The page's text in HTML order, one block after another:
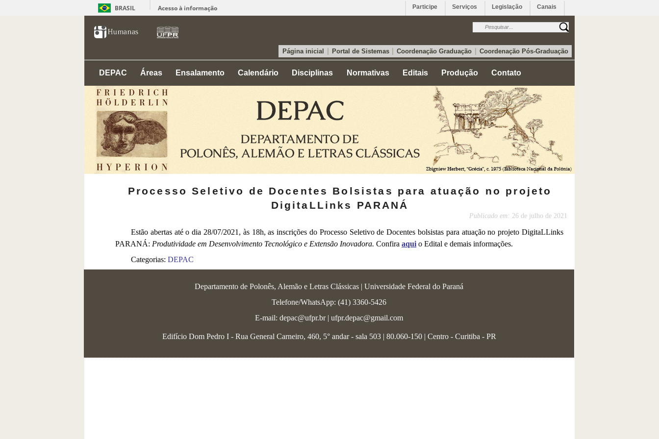
BRASIL Acesso à informação Participe Serviços Legislação Canais
Página inicial | Portal de Sistemas | Coordenação Graduação | Coordenação Pós-Graduação
DEPAC Áreas Ensalamento Calendário Disciplinas Normativas Editais Produção Contato
Processo Seletivo de Docentes Bolsistas para atuação no projeto
DigitaLLinks PARANÁ
Publicado em: 26 de julho de 2021
Estão abertas até o dia 28/07/2021, às 18h, as inscrições do Processo Seletivo de Docentes bolsistas para atuação no projeto DigitaLLinks
PARANÁ: Produtividade em Desenvolvimento Tecnológico e Extensão Inovadora. Confira aqui o Edital e demais informações.
Categorias: DEPAC
Departamento de Polonês, Alemão e Letras Clássicas | Universidade Federal do Paraná
Telefone/WhatsApp: (41) 3360-5426
E-mail: depac@ufpr.br | ufpr.depac@gmail.com
Edifício Dom Pedro I - Rua General Carneiro, 460, 5° andar - sala 503 | 80.060-150 | Centro - Curitiba - PR